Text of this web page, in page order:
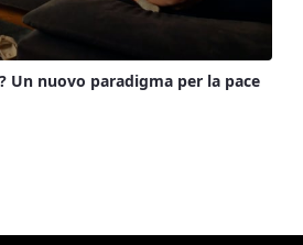
Un nuovo paradigma per la pace